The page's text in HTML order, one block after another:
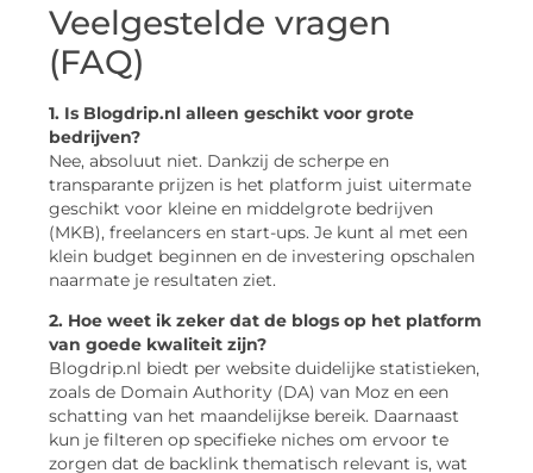
Veelgestelde vragen
(FAQ)
1. Is Blogdrip.nl alleen geschikt voor grote
bedrijven?
Nee, absoluut niet. Dankzij de scherpe en
transparante prijzen is het platform juist uitermate
geschikt voor kleine en middelgrote bedrijven
(MKB), freelancers en start-ups. Je kunt al met een
klein budget beginnen en de investering opschalen
naarmate je resultaten ziet.
2. Hoe weet ik zeker dat de blogs op het platform
van goede kwaliteit zijn?
Blogdrip.nl biedt per website duidelijke statistieken,
zoals de Domain Authority (DA) van Moz en een
schatting van het maandelijkse bereik. Daarnaast
kun je filteren op specifieke niches om ervoor te
zorgen dat de backlink thematisch relevant is, wat